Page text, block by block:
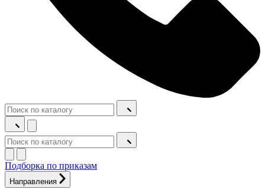
Подборка по приказам
Направления